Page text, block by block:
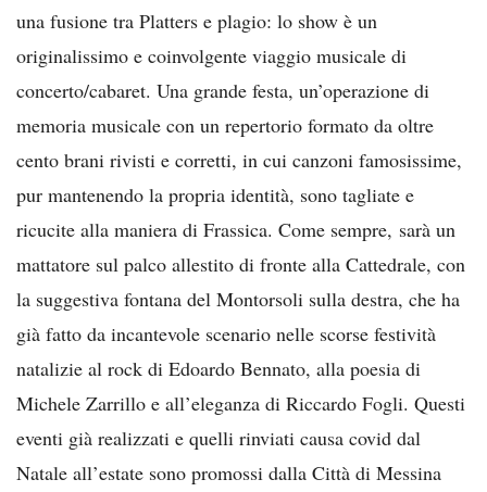
una fusione tra Platters e plagio: lo show è un
originalissimo e coinvolgente viaggio musicale di
concerto/cabaret. Una grande festa, un’operazione di
memoria musicale con un repertorio formato da oltre
cento brani rivisti e corretti, in cui canzoni famosissime,
pur mantenendo la propria identità, sono tagliate e
ricucite alla maniera di Frassica. Come sempre, sarà un
mattatore sul palco allestito di fronte alla Cattedrale, con
la suggestiva fontana del Montorsoli sulla destra, che ha
già fatto da incantevole scenario nelle scorse festività
natalizie al rock di Edoardo Bennato, alla poesia di
Michele Zarrillo e all’eleganza di Riccardo Fogli. Questi
eventi già realizzati e quelli rinviati causa covid dal
Natale all’estate sono promossi dalla Città di Messina